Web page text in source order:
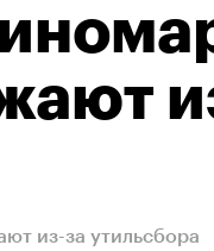
из-за утильсбора